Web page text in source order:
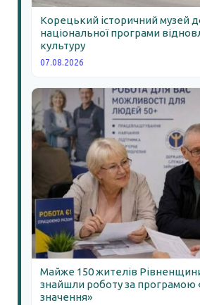
Корецький історичний музей
національної програми
культуру
07.08.2026
Майже 150 жителів
знайшли роботу за програмою
значення»